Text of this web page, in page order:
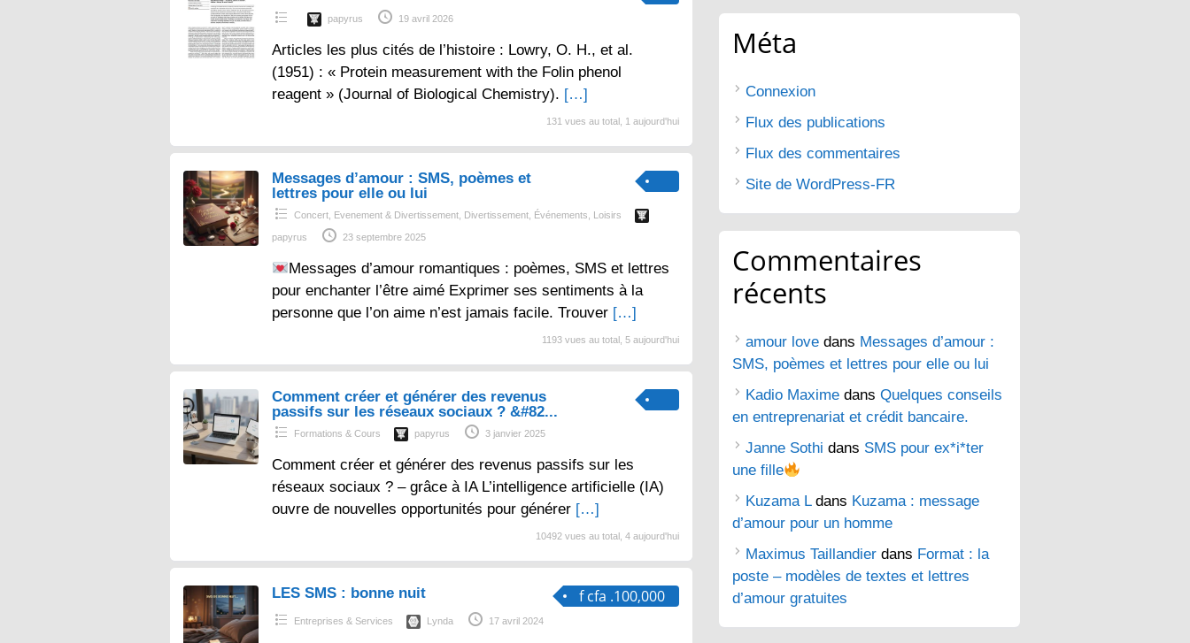
papyrus 19 avril 2026
Articles les plus cités de l’histoire : Lowry, O. H., et al.
(1951) : « Protein measurement with the Folin phenol
reagent » (Journal of Biological Chemistry). […]
131 vues au total, 1 aujourd'hui
Messages d’amour : SMS, poèmes et
lettres pour elle ou lui
Concert, Evenement & Divertissement Divertissement Événements Loisirs
papyrus 23 septembre 2025
Messages d’amour romantiques : poèmes, SMS et lettres
pour enchanter l’être aimé Exprimer ses sentiments à la
personne que l’on aime n’est jamais facile. Trouver […]
1193 vues au total, 5 aujourd'hui
Comment créer et générer des revenus
passifs sur les réseaux sociaux ? &#82...
Formations & Cours papyrus 3 janvier 2025
Comment créer et générer des revenus passifs sur les
réseaux sociaux ? – grâce à IA L’intelligence artificielle (IA)
ouvre de nouvelles opportunités pour générer […]
10492 vues au total, 4 aujourd'hui
f cfa .100,000
LES SMS : bonne nuit
Entreprises & Services Lynda 17 avril 2024
Méta
Connexion
Flux des publications
Flux des commentaires
Site de WordPress-FR
Commentaires
récents
amour love dans Messages d’amour :
SMS, poèmes et lettres pour elle ou lui
Kadio Maxime dans Quelques conseils
en entreprenariat et crédit bancaire.
Janne Sothi dans SMS pour ex*i*ter
une fille
Kuzama Ldans Kuzama : message
d’amour pour un homme
Maximus Taillandier dans Format : la
poste – modèles de textes et lettres
d’amour gratuites